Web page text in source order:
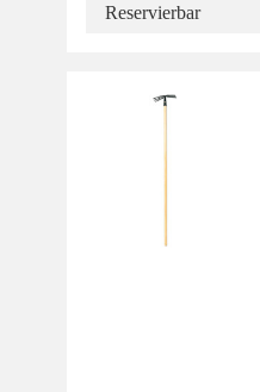
Reservierbar